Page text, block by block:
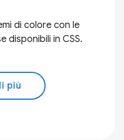
di colore con le
disponibili in CSS.
più